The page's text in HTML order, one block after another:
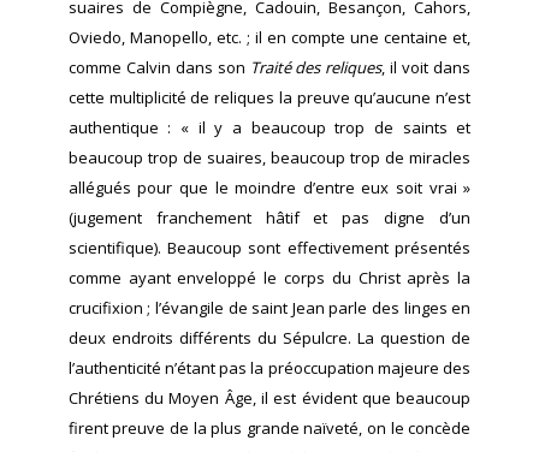
suaires de Compiègne, Cadouin, Besançon, Cahors,
Oviedo, Manopello, etc. ; il en compte une centaine et,
comme Calvin dans son Traité des reliques, il voit dans
cette multiplicité de reliques la preuve qu’aucune n’est
authentique : « il y a beaucoup trop de saints et
beaucoup trop de suaires, beaucoup trop de miracles
allégués pour que le moindre d’entre eux soit vrai »
(jugement franchement hâtif et pas digne d’un
scientifique). Beaucoup sont effectivement présentés
comme ayant enveloppé le corps du Christ après la
crucifixion ; l’évangile de saint Jean parle des linges en
deux endroits différents du Sépulcre. La question de
l’authenticité n’étant pas la préoccupation majeure des
Chrétiens du Moyen Âge, il est évident que beaucoup
firent preuve de la plus grande naïveté, on le concède